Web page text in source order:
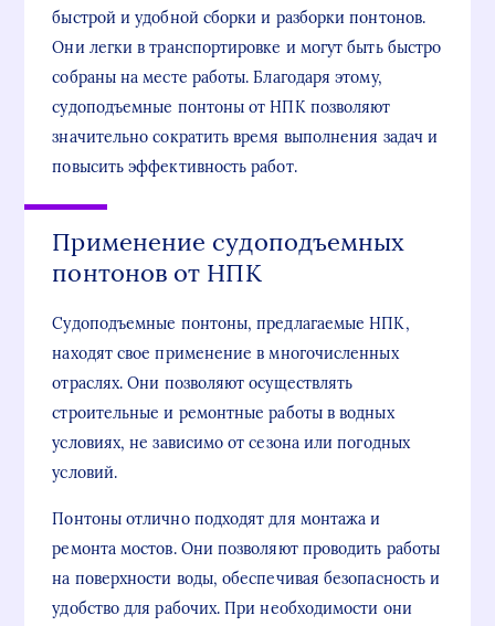
быстрой и удобной сборки и разборки понтонов.
Они легки в транспортировке и могут быть быстро
собраны на месте работы. Благодаря этому,
судоподъемные понтоны от НПК позволяют
значительно сократить время выполнения задач и
повысить эффективность работ.
Применение судоподъемных
понтонов от НПК
Судоподъемные понтоны, предлагаемые НПК,
находят свое применение в многочисленных
отраслях. Они позволяют осуществлять
строительные и ремонтные работы в водных
условиях, не зависимо от сезона или погодных
условий.
Понтоны отлично подходят для монтажа и
ремонта мостов. Они позволяют проводить работы
на поверхности воды, обеспечивая безопасность и
удобство для рабочих. При необходимости они